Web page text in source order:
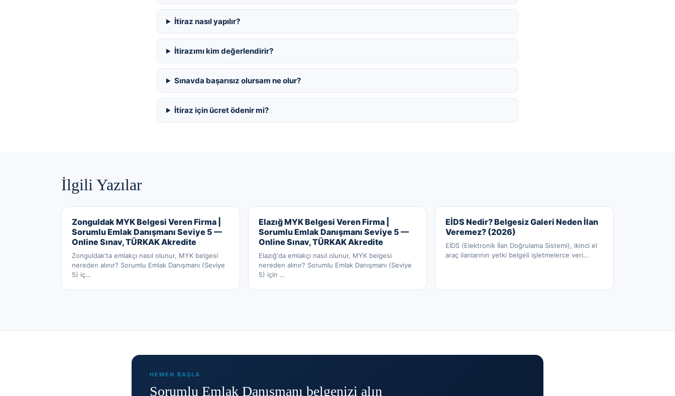
İtiraz nasıl yapılır?
İtirazımı kim değerlendirir?
Sınavda başarısız olursam ne olur?
İtiraz için ücret ödenir mi?
İlgili Yazılar
Zonguldak MYK Belgesi Veren Firma |
Sorumlu Emlak Danışmanı Seviye 5 —
Online Sınav, TÜRKAK Akredite
Zonguldak'ta emlakçı nasıl olunur, MYK belgesi
nereden alınır? Sorumlu Emlak Danışmanı (Seviye
5) iç…
Elazığ MYK Belgesi Veren Firma |
Sorumlu Emlak Danışmanı Seviye 5 —
Online Sınav, TÜRKAK Akredite
Elazığ'da emlakçı nasıl olunur, MYK belgesi
nereden alınır? Sorumlu Emlak Danışmanı (Seviye
5) için …
EİDS Nedir? Belgesiz Galeri Neden İlan
Veremez? (2026)
EİDS (Elektronik İlan Doğrulama Sistemi), ikinci el
araç ilanlarının yetki belgeli işletmelerce veri…
HEMEN BAŞLA
Sorumlu Emlak Danışmanı belgenizi alın